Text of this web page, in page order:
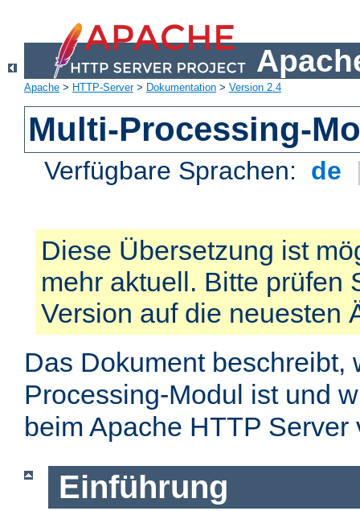
Apache > HTTP-Server> Dokumentation > Version 2.4
Multi-Processing-
Verfügbare Sprachen: de
Diese Übersetzung ist
mehr aktuell. Bitte prüfen
Version auf die neuesten
Das Dokument beschreibt,
Processing-Modul ist und
beim Apache HTTP
Einführung